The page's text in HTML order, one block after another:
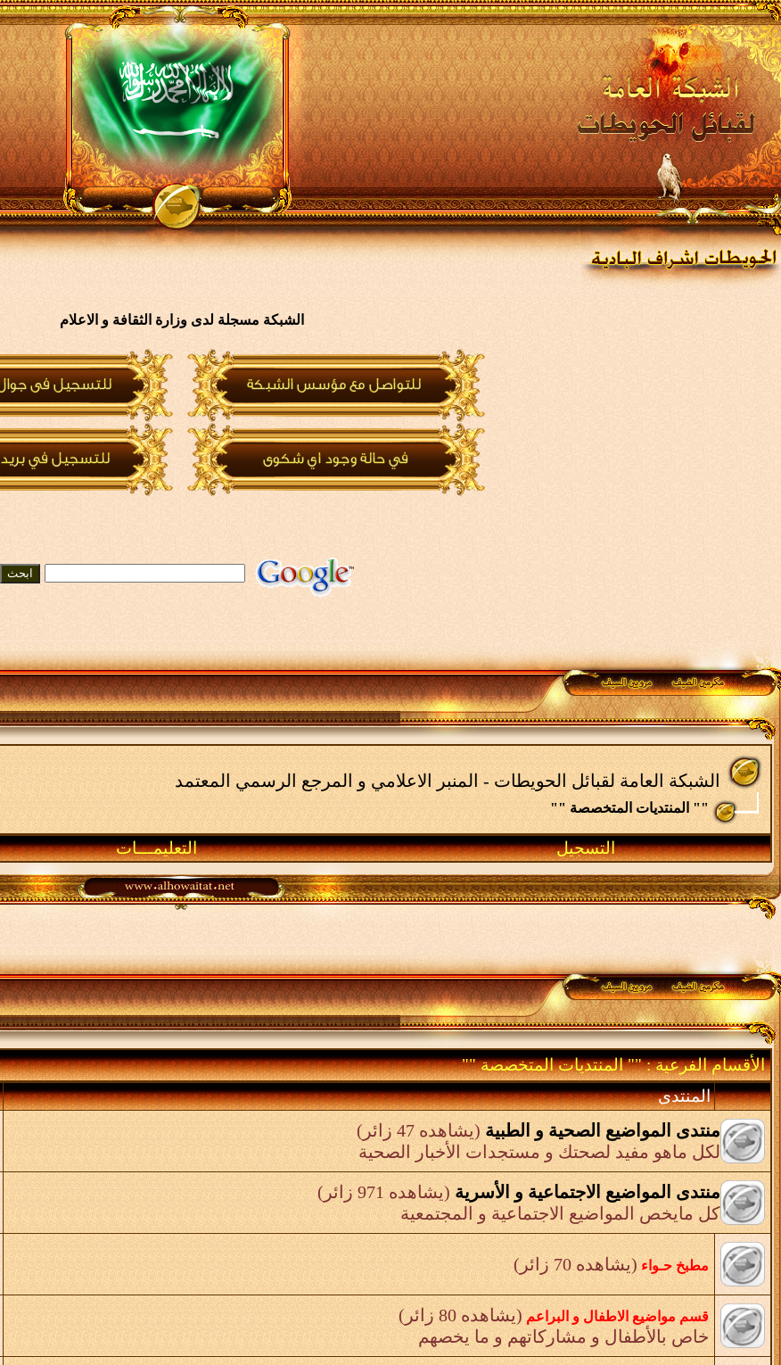
الشبكة مسجلة لدى وزارة الثقافة و الاعلام
الشبكة العامة لقبائل الحويطات - المنبر الاعلامي و المرجع الرسمي المعتمد
"" المنتديات المتخصصة ""
التسجيل التعليمـــات
الأقسام الفرعية: "" المنتديات المتخصصة ""
المنتدى
منتدى المواضيع الصحية و الطبية (يشاهده 47 زائر)
لكل ماهو مفيد لصحتك و مستجدات الأخبار الصحية
منتدى المواضيع الاجتماعية و الأسرية (يشاهده 971 زائر)
كل مايخص المواضيع الاجتماعية و المجتمعية
مطبخ حـواء (يشاهده 70 زائر)
قسم مواضيع الاطفال و البراعم (يشاهده 80 زائر)
خاص بالأطفال و مشاركاتهم و ما يخصهم